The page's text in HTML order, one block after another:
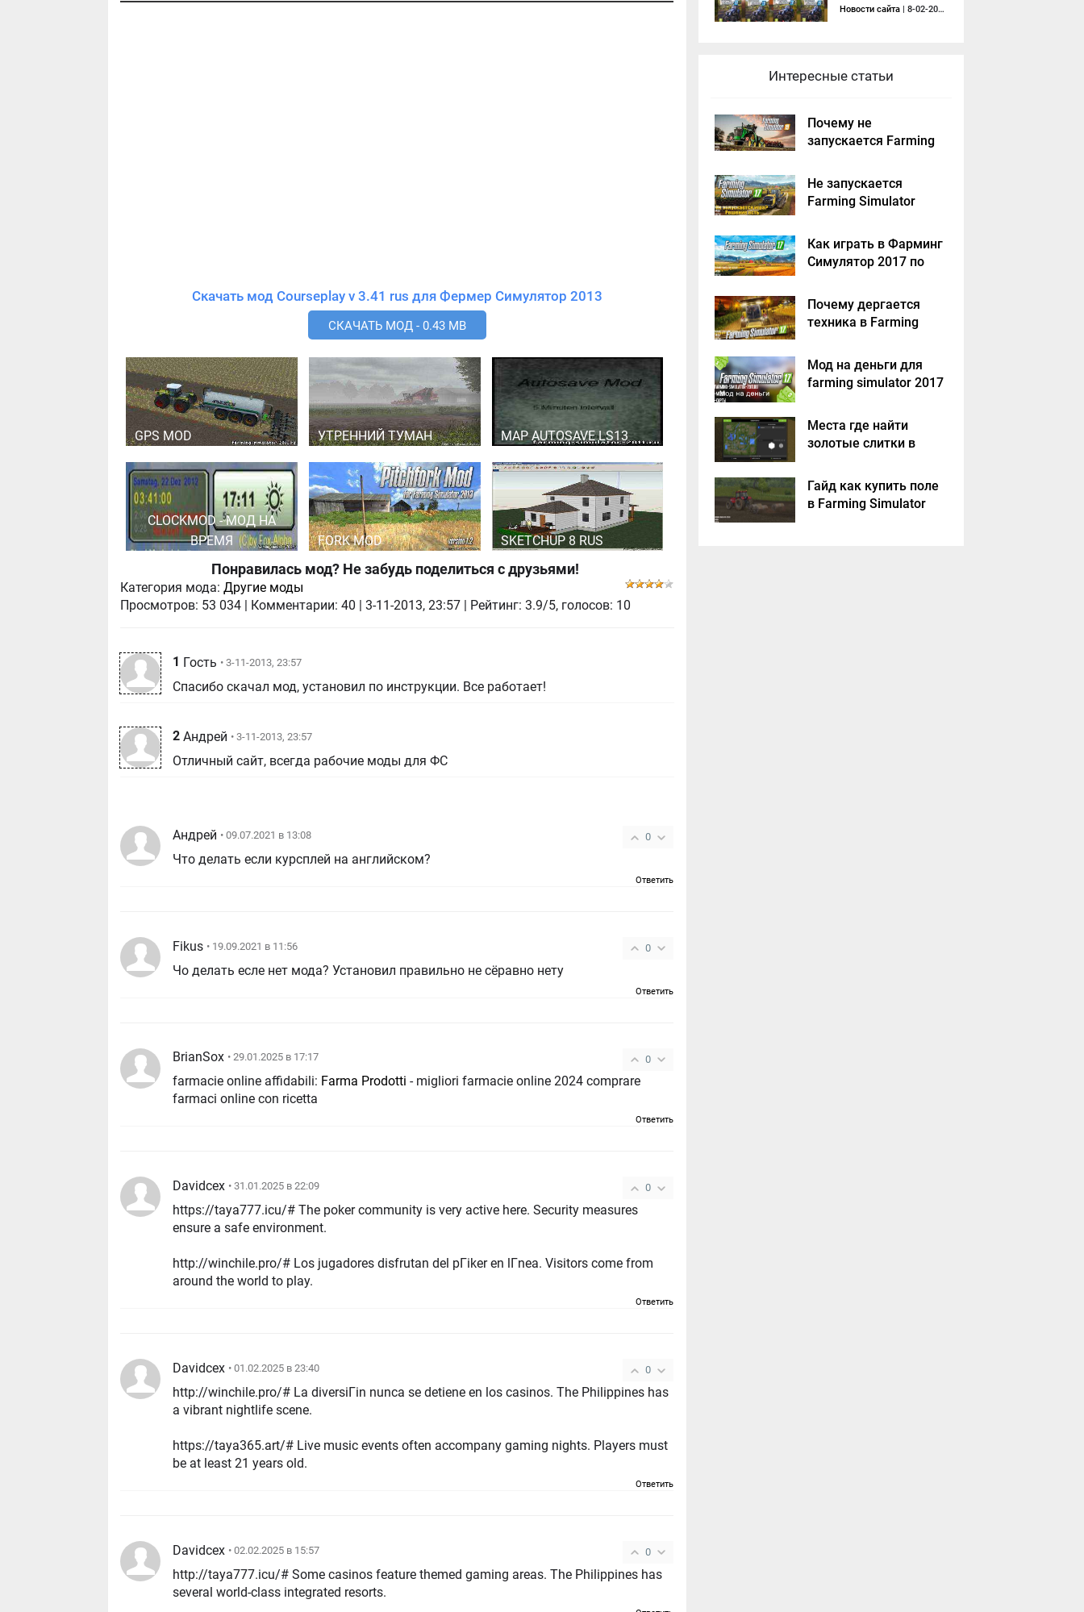
Скачать мод Courseplay v 3.41 rus для Фермер Симулятор 2013
СКАЧАТЬ МОД - 0.43 MB
GPS MOD УТРЕННИЙ ТУМАН MAP AUTOSAVE LS13
CLOCKMOD - МОД НА
ВРЕМЯ
FORK MOD SKETCHUP 8 RUS
Понравилась мод? Не забудь поделиться с друзьями!
Категория мода: Другие моды
Просмотров: 53 034 Комментарии: 40 |3-11-2013, 23:57 | Рейтинг: 3.9/5, голосов: 10
1 Гость • 3-11-2013, 23:57
Спасибо скачал мод, установил по инструкции. Все работает!
2 Андрей • 3-11-2013, 23:57
Отличный сайт, всегда рабочие моды для ФС
0
Андрей • 09.07.2021 в 13:08
Что делать если курсплей на английском?
Ответить
0
Fikus • 19.09.2021 в 11:56
Чо делать есле нет мода? Установил правильно не сёравно нету
Ответить
0
BrianSox • 29.01.2025 в 17:17
farmacie online affidabili: Farma Prodotti - migliori farmacie online 2024 comprare
farmaci online con ricetta
Ответить
0
Davidcex • 31.01.2025 в 22:09
https://taya777.icu/# The poker community is very active here. Security measures
ensure a safe environment.
http://winchile.pro/# Los jugadores disfrutan del pГіker en lГ­nea. Visitors come from
around the world to play.
Ответить
0
Davidcex • 01.02.2025 в 23:40
http://winchile.pro/# La diversiГіn nunca se detiene en los casinos. The Philippines has
a vibrant nightlife scene.
https://taya365.art/# Live music events often accompany gaming nights. Players must
be at least 21 years old.
Ответить
0
Davidcex • 02.02.2025 в 15:57
http://taya777.icu/# Some casinos feature themed gaming areas. The Philippines has
several world-class integrated resorts.
PC, PS4, Xbox
Новости сайта | 8-02-2018, 13:30
Интересные статьи
Почему не
запускается Farming
решение
Не запускается
Farming Simulator
Как играть в Фарминг
Симулятор 2017 по
Почему дергается
техника в Farming
Мод на деньги для
farming simulator 2017
Места где найти
золотые слитки в
2017?
Гайд как купить поле
в Farming Simulator